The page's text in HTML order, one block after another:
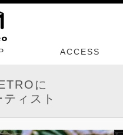
ACCESS
に
ィスト